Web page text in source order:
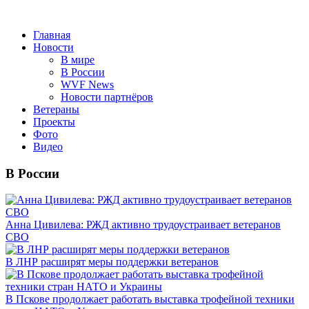
Главная
Новости
В мире
В России
WVF News
Новости партнёров
Ветераны
Проекты
Фото
Видео
В России
Анна Цивилева: РЖД активно трудоустраивает ветеранов
СВО
В ЛНР расширят меры поддержки ветеранов
В Пскове продолжает работать выставка трофейной техники